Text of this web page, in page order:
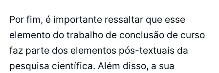
Por fim, é importante ressaltar que esse
elemento do trabalho de conclusão de curso
faz parte dos elementos pós-textuais da
pesquisa científica. Além disso, a sua